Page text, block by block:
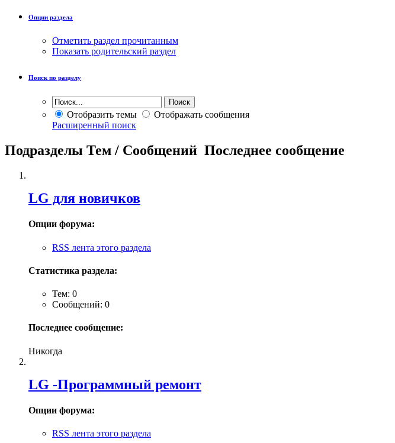
Опции раздела
Отметить раздел прочитанным
Показать родительский раздел
Поиск по разделу
Отобразить темы
Отображать сообщения
Расширенный поиск
Подразделы Тем / Сообщений Последнее сообщение
LG для новичков
Опции форума:
RSS лента этого раздела
Статистика раздела:
Тем: 0
Сообщений: 0
Последнее сообщение:
Никогда
LG -Программный ремонт
Опции форума:
RSS лента этого раздела